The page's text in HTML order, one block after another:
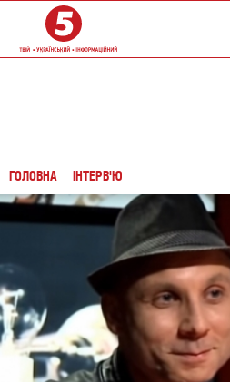
ГОЛОВНА ІНТЕРВ'Ю